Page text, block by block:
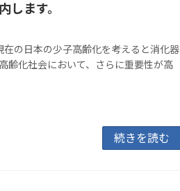
ます。
の日本の少子高齢化を考えると消化器
齢化社会において、さらに重要性が高
続きを読む